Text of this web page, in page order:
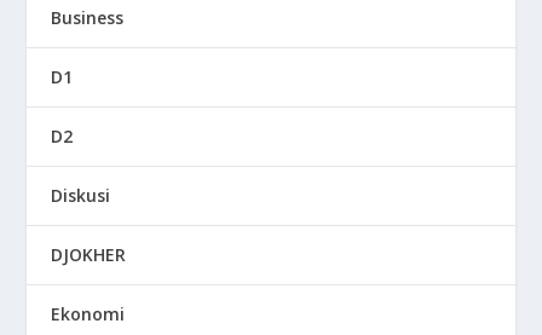
Business
D1
D2
Diskusi
DJOKHER
Ekonomi